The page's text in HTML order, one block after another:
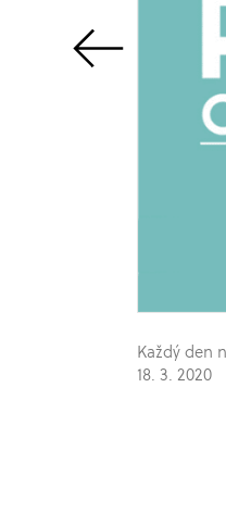
Každý den
18. 3. 2020